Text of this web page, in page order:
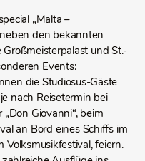
„Malta –
den bekannten
und St.-
Events:
die Studiosus-Gäste
nach Reisetermin bei
Giovanni“, beim
an Bord eines Schiffs im
Volksmusikfestival, feiern.